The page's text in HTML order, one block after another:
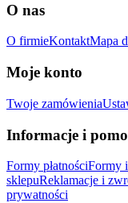
O nas
O firmieKontaktMapa
Moje konto
Twoje zamówienia
Informacje i
Formy płatnościFormy
sklepuReklamacje i
prywatności